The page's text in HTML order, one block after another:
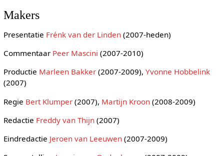
Makers
Presentatie Frénk van der Linden(2007-heden)
Commentaar Peer Mascini (2007-2010)
Productie Marleen Bakker(2007-2009), Yvonne Hobbelink
(2007)
Regie Bert Klumper(2007), Martijn Kroon(2008-2009)
Redactie Freddy van Thijn(2007)
Eindredactie Jeroen van Leeuwen(2007-2009)